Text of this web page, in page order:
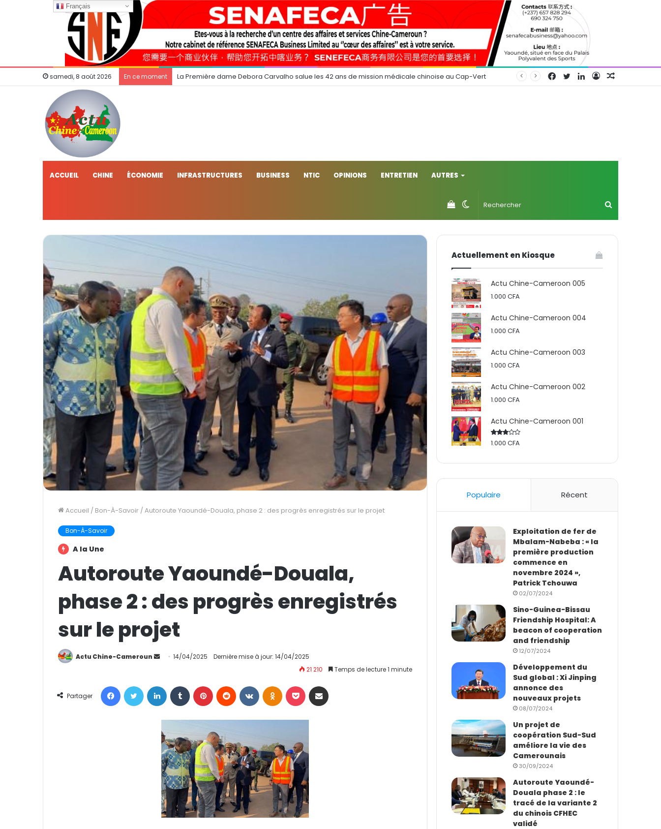
samedi, 8 août 2026 En ce moment La Première dame Debora Carvalho salue les 42 ans de mission médicale chinoise au Cap-Vert Connexion
Linkedin
Twitter
Facebook
ACCUEIL CHINE ÉCONOMIE INFRASTRUCTURES BUSINESS NTIC OPINIONS ENTRETIEN AUTRES
Switch
skin
Voir
votre
Accueil / Bon-À-Savoir / Autoroute Yaoundé-Douala, phase 2 : des progrès enregistrés sur le projet
Bon-À-Savoir
A la Une
Autoroute Yaoundé-Douala,
phase 2 : des progrès enregistrés
sur le projet
Actu Chine-Cameroun
y
u
n
c
o
u
r
r
14/04/2025
Dernière mise à jour: 14/04/2025
21 210
Temps de lecture 1 minute
Partager
Actuellement en Kiosque
Actu Chine-Cameroon 005
1.000CFA
Actu Chine-Cameroon 004
1.000CFA
Actu Chine-Cameroon 003
1.000CFA
Actu Chine-Cameroon 002
1.000CFA
Actu Chine-Cameroon 001
Rated
1.000CFA
Populaire Récent
Exploitation de fer de
Mbalam-Nabeba : « la
première production
commence en
novembre 2024 »,
Patrick Tchouwa
02/07/2024
Sino-Guinea-Bissau
Friendship Hospital: A
beacon of cooperation
and friendship
12/07/2024
Développement du
Sud global : Xi Jinping
annonce des
nouveaux projets
08/07/2024
Un projet de
coopération Sud-Sud
améliore la vie des
Camerounais
30/09/2024
Autoroute Yaoundé-
Douala phase 2 : le
tracé de la variante 2
du chinois CFHEC
validé
Français